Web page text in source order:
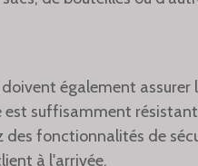
également
suffisamment
fonctionnalités de
à l'arrivée.